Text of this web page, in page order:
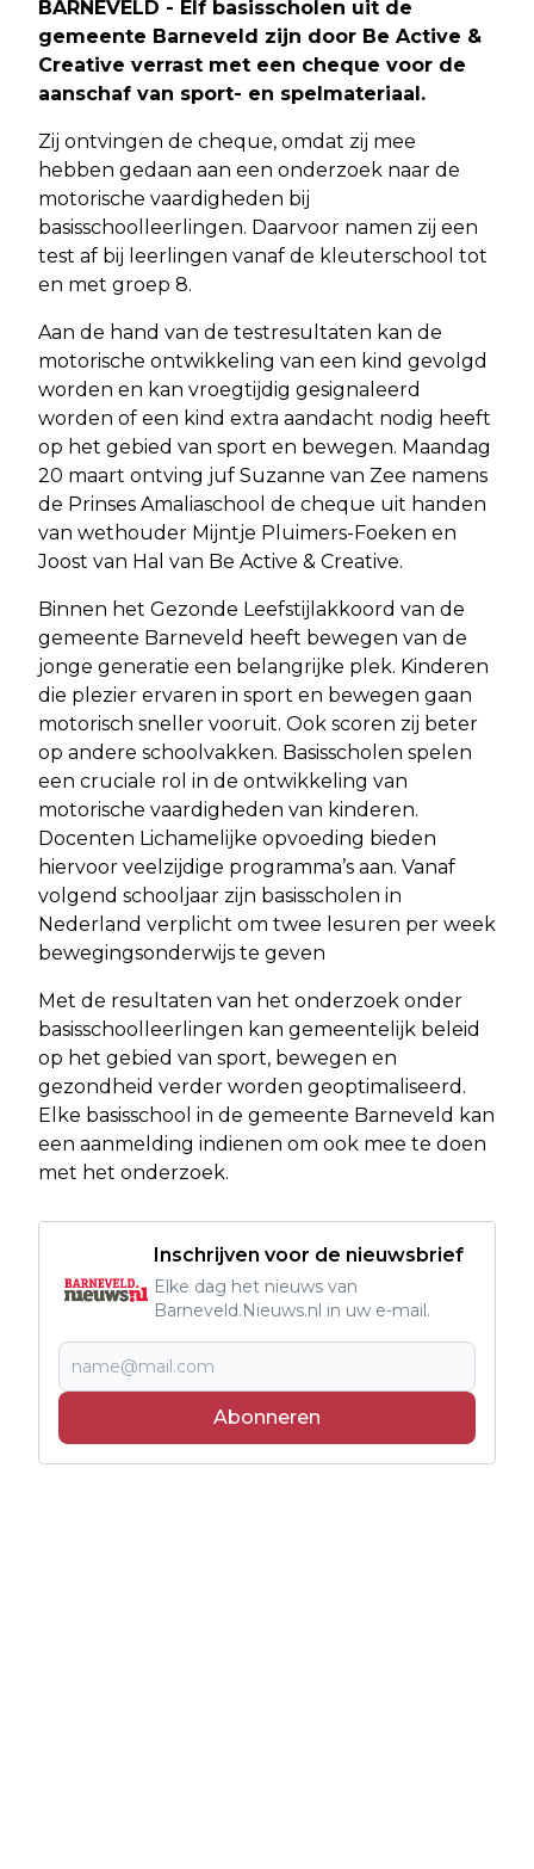
BARNEVELD - Elf basisscholen uit de
gemeente Barneveld zijn door Be Active &
Creative verrast met een cheque voor de
aanschaf van sport- en spelmateriaal.
Zij ontvingen de cheque, omdat zij mee
hebben gedaan aan een onderzoek naar de
motorische vaardigheden bij
basisschoolleerlingen. Daarvoor namen zij een
test af bij leerlingen vanaf de kleuterschool tot
en met groep 8.
Aan de hand van de testresultaten kan de
motorische ontwikkeling van een kind gevolgd
worden en kan vroegtijdig gesignaleerd
worden of een kind extra aandacht nodig heeft
op het gebied van sport en bewegen. Maandag
20 maart ontving juf Suzanne van Zee namens
de Prinses Amaliaschool de cheque uit handen
van wethouder Mijntje Pluimers-Foeken en
Joost van Hal van Be Active & Creative.
Binnen het Gezonde Leefstijlakkoord van de
gemeente Barneveld heeft bewegen van de
jonge generatie een belangrijke plek. Kinderen
die plezier ervaren in sport en bewegen gaan
motorisch sneller vooruit. Ook scoren zij beter
op andere schoolvakken. Basisscholen spelen
een cruciale rol in de ontwikkeling van
motorische vaardigheden van kinderen.
Docenten Lichamelijke opvoeding bieden
hiervoor veelzijdige programma’s aan. Vanaf
volgend schooljaar zijn basisscholen in
Nederland verplicht om twee lesuren per week
bewegingsonderwijs te geven
Met de resultaten van het onderzoek onder
basisschoolleerlingen kan gemeentelijk beleid
op het gebied van sport, bewegen en
gezondheid verder worden geoptimaliseerd.
Elke basisschool in de gemeente Barneveld kan
een aanmelding indienen om ook mee te doen
met het onderzoek.
Inschrijven voor de nieuwsbrief
Elke dag het nieuws van
Barneveld.Nieuws.nl in uw e-mail.
Abonneren